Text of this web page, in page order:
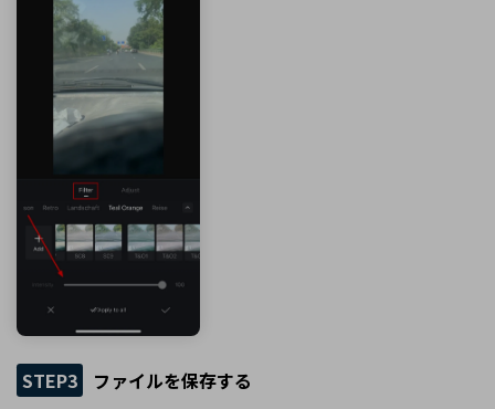
STEP3
ファイルを保存する